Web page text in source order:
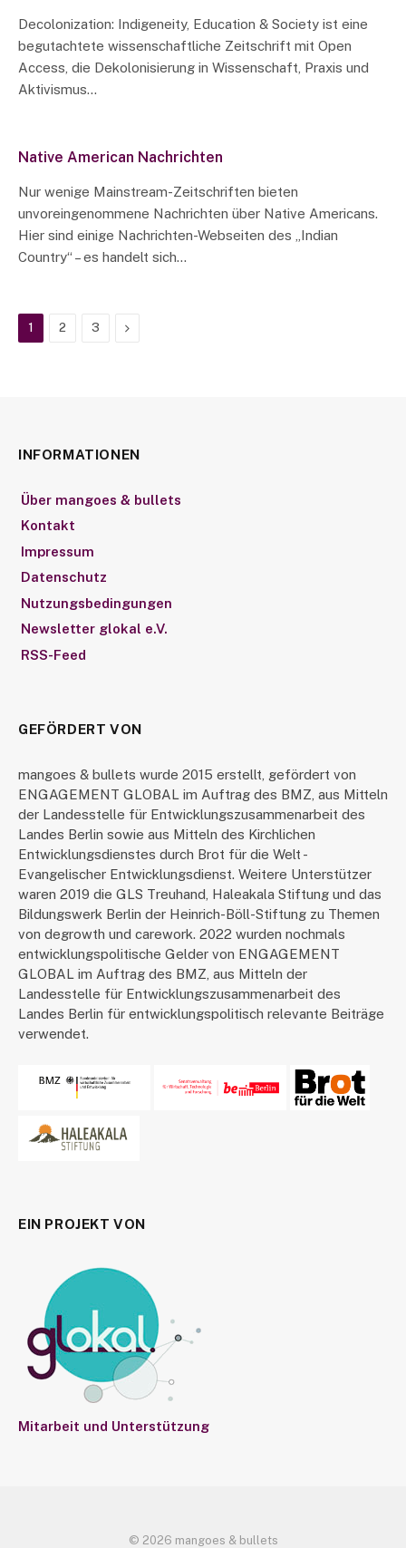
Decolonization: Indigeneity, Education & Society ist eine
begutachtete wissenschaftliche Zeitschrift mit Open
Access, die Dekolonisierung in Wissenschaft, Praxis und
Aktivismus…
Native American Nachrichten
Nur wenige Mainstream-Zeitschriften bieten
unvoreingenommene Nachrichten über Native Americans.
Hier sind einige Nachrichten-Webseiten des „Indian
Country“ – es handelt sich…
1 2 3 Next
INFORMATIONEN
Über mangoes & bullets
Kontakt
Impressum
Datenschutz
Nutzungsbedingungen
Newsletter glokal e.V.
RSS-Feed
GEFÖRDERT VON
mangoes & bullets wurde 2015 erstellt, gefördert von
ENGAGEMENT GLOBAL im Auftrag des BMZ, aus Mitteln
der Landesstelle für Entwicklungszusammenarbeit des
Landes Berlin sowie aus Mitteln des Kirchlichen
Entwicklungsdienstes durch Brot für die Welt -
Evangelischer Entwicklungsdienst. Weitere Unterstützer
waren 2019 die GLS Treuhand, Haleakala Stiftung und das
Bildungswerk Berlin der Heinrich-Böll-Stiftung zu Themen
von degrowth und carework. 2022 wurden nochmals
entwicklungspolitische Gelder von ENGAGEMENT
GLOBAL im Auftrag des BMZ, aus Mitteln der
Landesstelle für Entwicklungszusammenarbeit des
Landes Berlin für entwicklungspolitisch relevante Beiträge
verwendet.
EIN PROJEKT VON
Mitarbeit und Unterstützung
© 2026 mangoes & bullets